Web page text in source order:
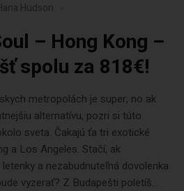
Hudson
– Hong Kong –
spolu za 818€!
metropolách je super, no ak
alternatívu, pozri si túto
sveta. Čakajú ťa tri exotické
a Los Angeles. Stačí, ak
a nezabudnuteľná dovolenka
vyzerať? Z Budapešti poletíš...